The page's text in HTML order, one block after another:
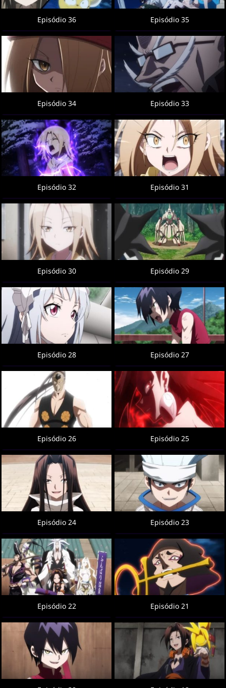
Episódio 36 Episódio 35
Episódio 34 Episódio 33
Episódio 32 Episódio 31
Episódio 30 Episódio 29
Episódio 28 Episódio 27
Episódio 26 Episódio 25
Episódio 24 Episódio 23
Episódio 22 Episódio 21